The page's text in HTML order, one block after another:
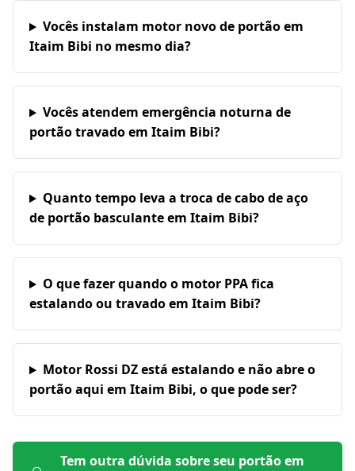
Vocês instalam motor novo de portão em
Itaim Bibi no mesmo dia?
Vocês atendem emergência noturna de
portão travado em Itaim Bibi?
Quanto tempo leva a troca de cabo de aço
de portão basculante em Itaim Bibi?
O que fazer quando o motor PPA fica
estalando ou travado em Itaim Bibi?
Motor Rossi DZ está estalando e não abre o
portão aqui em Itaim Bibi, o que pode ser?
Tem outra dúvida sobre seu portão em